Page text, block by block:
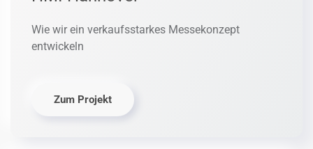
Wie wir ein verkaufsstarkes Messekonzept
entwickeln
Zum Projekt